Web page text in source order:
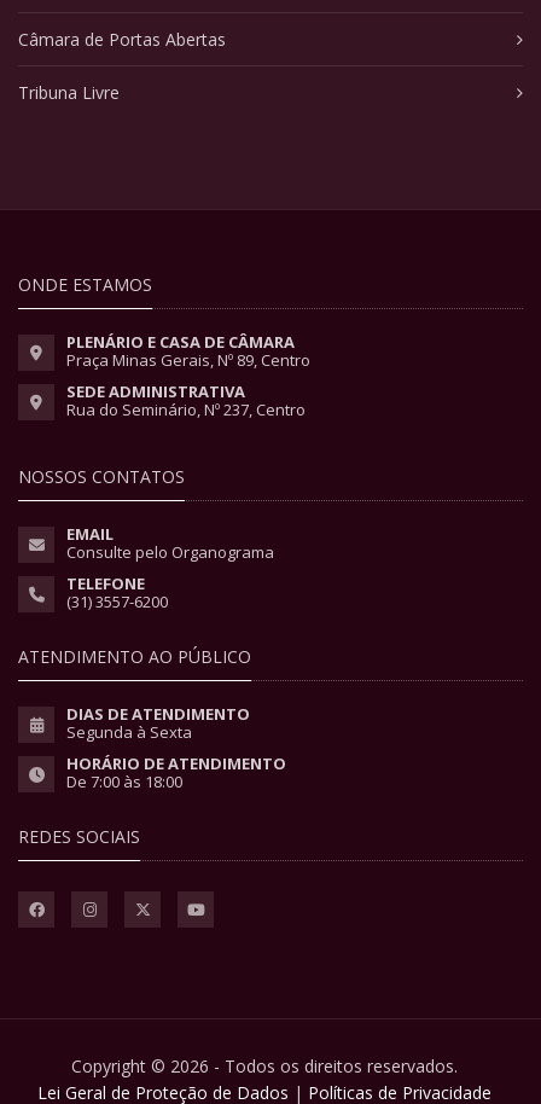
Câmara de Portas Abertas
Tribuna Livre
ONDE ESTAMOS
PLENÁRIO E CASA DE CÂMARA
Praça Minas Gerais, Nº 89, Centro
SEDE ADMINISTRATIVA
Rua do Seminário, Nº 237, Centro
NOSSOS CONTATOS
EMAIL
Consulte pelo Organograma
TELEFONE
(31) 3557-6200
ATENDIMENTO AO PÚBLICO
DIAS DE ATENDIMENTO
Segunda à Sexta
HORÁRIO DE ATENDIMENTO
De 7:00 às 18:00
REDES SOCIAIS
Copyright © 2026 - Todos os direitos reservados.
Lei Geral de Proteção de Dados | Políticas de Privacidade